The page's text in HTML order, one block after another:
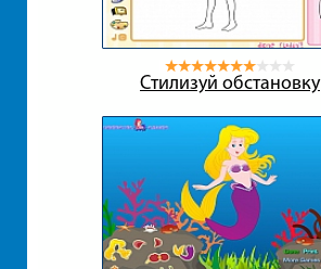
Стилизуй обстановку